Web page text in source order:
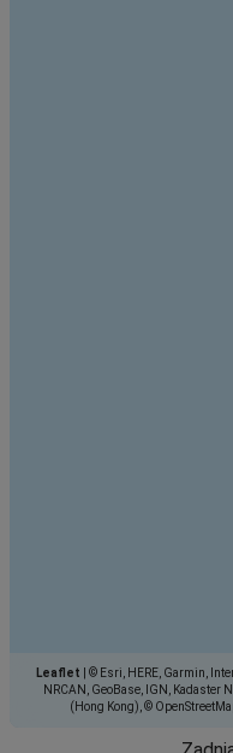
Leaflet
© Esri, HERE, Garmin,
NRCAN, GeoBase, IGN, Kadaster
(Hong Kong), ©